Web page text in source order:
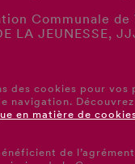
Communale de
LA JEUNESSE,
des cookies pour
navigation.
en matière de
de